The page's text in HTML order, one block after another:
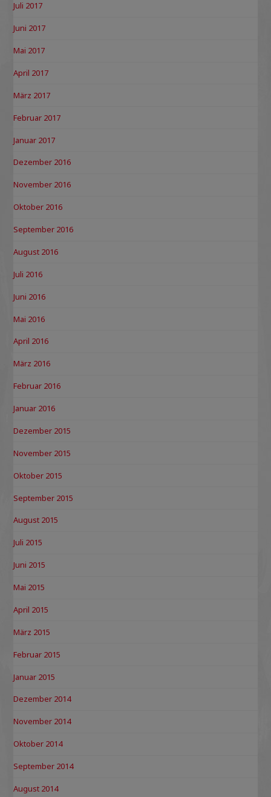
Juli 2017
Juni 2017
Mai 2017
April 2017
März 2017
Februar 2017
Januar 2017
Dezember 2016
November 2016
Oktober 2016
September 2016
August 2016
Juli 2016
Juni 2016
Mai 2016
April 2016
März 2016
Februar 2016
Januar 2016
Dezember 2015
November 2015
Oktober 2015
September 2015
August 2015
Juli 2015
Juni 2015
Mai 2015
April 2015
März 2015
Februar 2015
Januar 2015
Dezember 2014
November 2014
Oktober 2014
September 2014
August 2014